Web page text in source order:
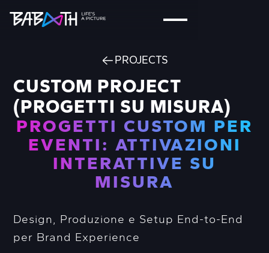
PROJECTS
CUSTOM PROJECT
(PROGETTI SU MISURA)
PROGETTI CUSTOM PER
EVENTI: ATTIVAZIONI
INTERATTIVE SU
MISURA
Design, Produzione e Setup End-to-End
per Brand Experience